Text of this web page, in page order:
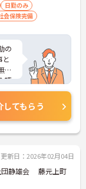
日勤のみ
会保険完備
の
と
資
護
◎
してもらう
更新日：2026年02月04日
団静雄会 藤元上町